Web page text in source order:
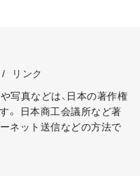
/
リンク
写真などは、日本の著作権
。
日本商工会議所など著
ネット送信などの方法で